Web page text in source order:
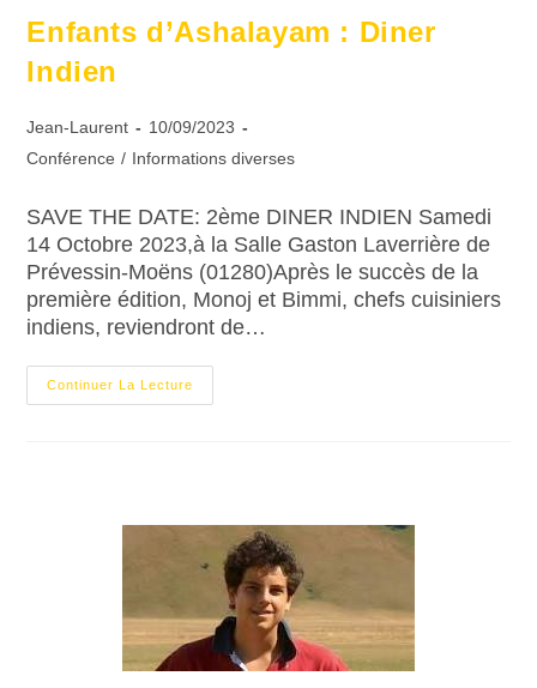
Enfants d’Ashalayam : Diner
Indien
Jean-Laurent
10/09/2023
Conférence / Informations diverses
SAVE THE DATE: 2ème DINER INDIEN Samedi
14 Octobre 2023,à la Salle Gaston Laverrière de
Prévessin-Moëns (01280)Après le succès de la
première édition, Monoj et Bimmi, chefs cuisiniers
indiens, reviendront de…
Continuer La Lecture